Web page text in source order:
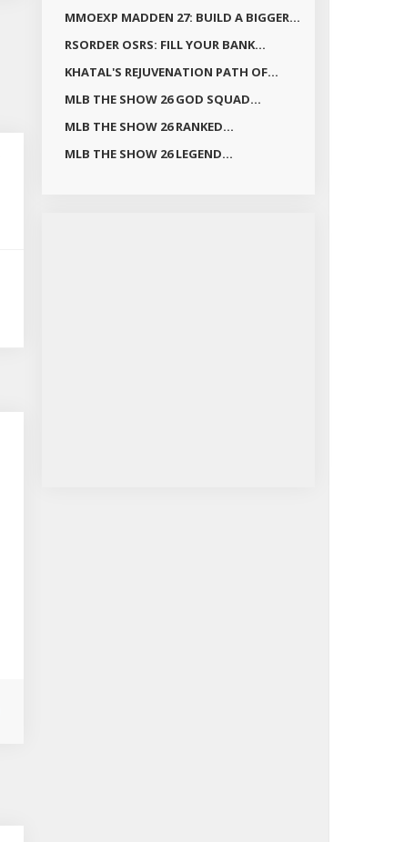
MMOEXP MADDEN 27: BUILD A BIGGER...
RSORDER OSRS: FILL YOUR BANK...
KHATAL'S REJUVENATION PATH OF...
MLB THE SHOW 26 GOD SQUAD...
MLB THE SHOW 26 RANKED...
MLB THE SHOW 26 LEGEND...